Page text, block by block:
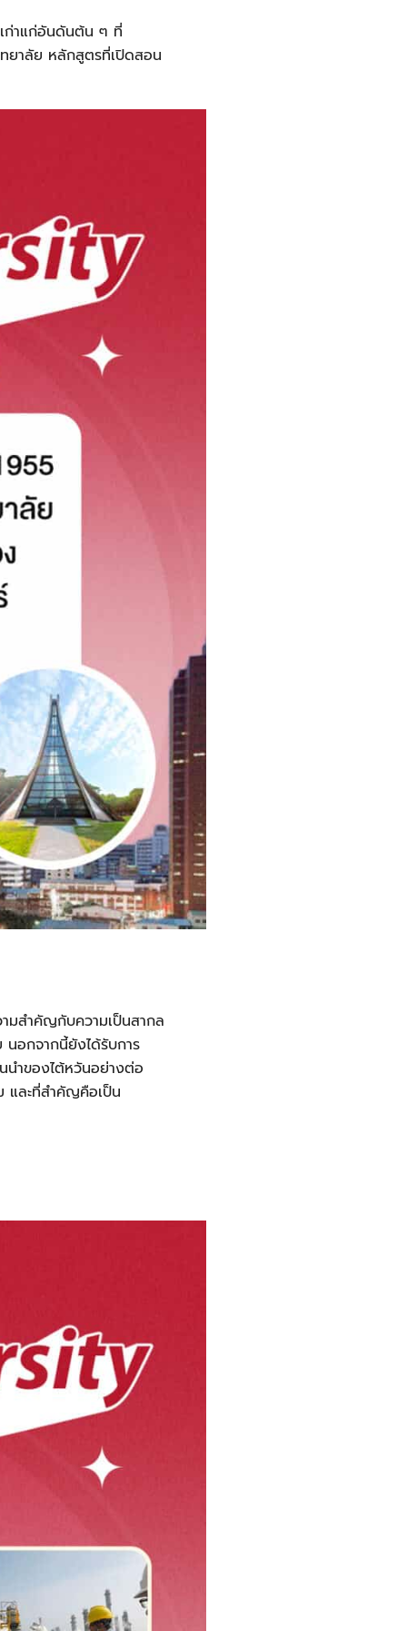
ก่าแก่อันดันต้น ๆ ที่
ยาลัย หลักสูตรที่เปิดสอน
มสำคัญกับความเป็นสากล
นอกจากนี้ยังได้รับการ
นำของไต้หวันอย่างต่อ
และที่สำคัญคือเป็น